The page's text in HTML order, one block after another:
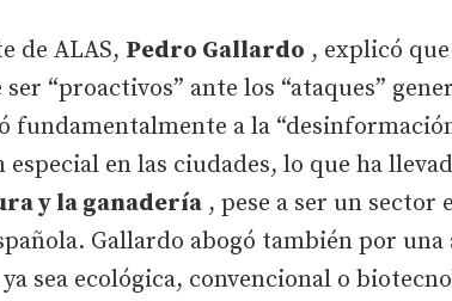
de ALAS, Pedro Gallardo , explicó
“proactivos” ante los “ataques”
fundamentalmente a la
especial en las ciudades, lo que ha
y la ganadería , pese a ser un sector
Gallardo abogó también por
sea ecológica, convencional o